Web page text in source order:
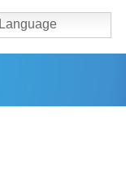
Language